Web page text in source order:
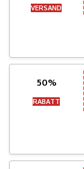
VERSAND
50%
RABATT